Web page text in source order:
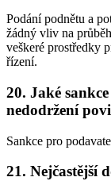
Podání podnětu a
žádný vliv na
veškeré prostředky
řízení.
20. Jaké
nedodržení
Sankce pro
21. Nejčastější